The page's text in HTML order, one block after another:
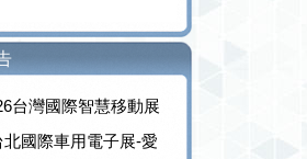
台灣國際智慧移動展
北國際車用電子展-愛